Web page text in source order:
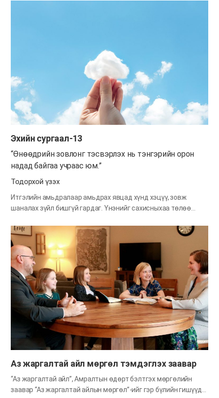
ноёрхдог бөгөөд эрх баригчид нь “Буянтнууд” хэмээгддэг.
Харин та нар тийм байж болохгүй. Та нарын дунд хамгийн
агуу нь хамгийн өчүүхэн нь мэт болог, удирдагч нь зарц мэт
байг. Ширээнд тухлагч, үйлчлэгч хоёрын хэн нь агуу вэ?
Ширээнд тухлагч нь биш гэж үү? Харин Би та нарын дунд
үйлчлэгч мэт байдаг.Лук 22:24-27 Та…
Эхийн сургаал-13
“Өнөөдрийн зовлонг тэсвэрлэх нь тэнгэрийн орон
надад байгаа учраас юм.”
Тодорхой үзэх
Итгэлийн амьдралаар амьдрах явцад хүнд хэцүү, зовж
шаналах зүйл бишгүй гардаг. Үнэнийг сахисныхаа төлөө
дүү нартайгаа зөрчилдөх юм уу элдэв асуудалд орох нь бий.
Итгэгч бүхэн өөр өөрт өгөгдсөн зовлонгоо тэвчин итгэлийн
замаар алхах хэрэгтэй болдог. Гэсэн хэдий ч Бурхан бидэнд
хожим ирэх тэнгэрийн хаанчлалыг бодоод зовлонг
тэвчээрэй хэмээн айлдсан юм. Бурхан бидний төлөө
тэнгэрийн хаанчлалд төсөөлөхийн ч аргагүй ерөөл бэлтгэн
байна. Тэнгэрийн хаанчлал бол гашуудал, зовлон, өвдөх гэж
үгүй, мөнхийн баяр хөөр аз жаргал бялхсан ертөнц.
Тэнгэрийн хаанчлалын яруу алдрыг бодох юм бол энэ газрын
амьдралд тулгарах хүнд хэцүүг даван туулж чадахгүй гэж
үү? Энэ газрын зовлон шаналал түр зуурынх, мөнхийн
тэнгэрийн хаанчлалын ерөөлтэй харьцуулшгүй. Энэ дэлхийн
утга учир багатай…
Аз жаргалтай айл мөргөл тэмдэглэх заавар
“Аз жаргалтай айл”, Амралтын өдөрт бэлтгэх мөргөлийн
заавар “Аз жаргалтай айлын мөргөл”-ийг гэр бүлийн гишүүд